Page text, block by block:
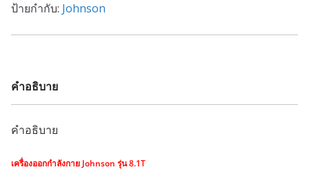
ป้ายกำกับ: Johnson
คำอธิบาย
คำอธิบาย
เครื่องออกกำลังกาย Johnson รุ่น 8.1T